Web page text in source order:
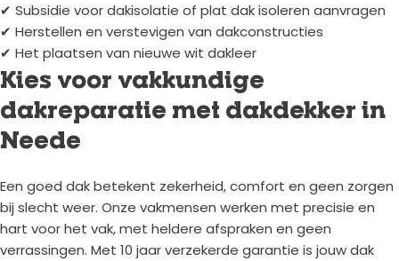
✔ Subsidie voor dakisolatie of plat dak isoleren aanvragen
✔ Herstellen en verstevigen van dakconstructies
✔ Het plaatsen van nieuwe wit dakleer
Kies voor vakkundige
dakreparatie met dakdekker in
Neede
Een goed dak betekent zekerheid, comfort en geen zorgen
bij slecht weer. Onze vakmensen werken met precisie en
hart voor het vak, met heldere afspraken en geen
verrassingen. Met 10 jaar verzekerde garantie is jouw dak